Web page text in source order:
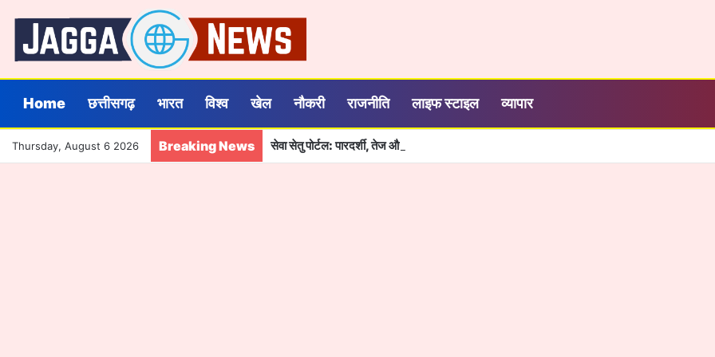
Home छत्तीसगढ़ भारत विश्व खेल नौकरी राजनीति लाइफ स्टाइल व्यापार
Thursday, August 6 2026 Breaking News सेवा सेतु पोर्टल: पारदर्शी, तेज और आसान हुई सरकारी सेवाओं की व्यवस्था